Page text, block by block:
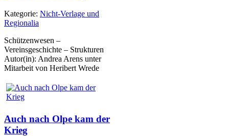
Kategorie: Nicht-Verlage und
Regionalia
Schützenwesen –
Vereinsgeschichte – Strukturen
Autor(in): Andrea Arens unter
Mitarbeit von Heribert Wrede
Auch nach Olpe kam der
Krieg